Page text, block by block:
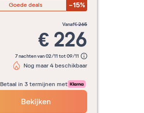
Goede deals -15%
vanaf€265
€ 226
7 nachten van 02/11 tot 09/11
Nog maar 4 beschikbaar
Betaal in 3 termijnen met
Bekijken